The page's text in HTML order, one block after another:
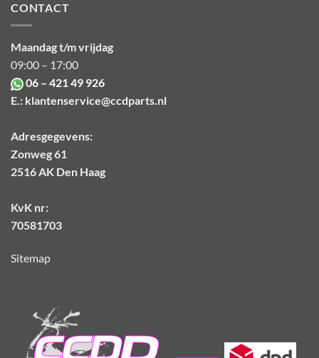
CONTACT
Maandag t/m vrijdag
09:00 – 17:00
06 – 421 49 926
E.: klantenservice@ccdparts.nl
Adresgegevens:
Zonweg 61
2516 AK Den Haag
KvK nr:
70581703
Sitemap